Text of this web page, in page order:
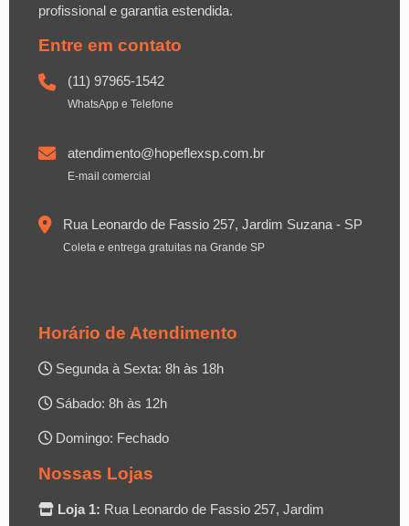
profissional e garantia estendida.
Entre em contato
(11) 97965-1542
WhatsApp e Telefone
atendimento@hopeflexsp.com.br
E-mail comercial
Rua Leonardo de Fassio 257, Jardim Suzana - SP
Coleta e entrega gratuitas na Grande SP
Horário de Atendimento
Segunda à Sexta: 8h às 18h
Sábado: 8h às 12h
Domingo: Fechado
Nossas Lojas
Loja 1: Rua Leonardo de Fassio 257, Jardim